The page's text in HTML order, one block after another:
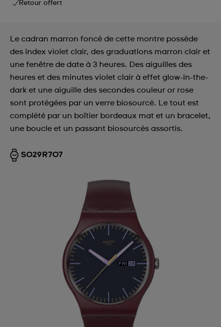
Retour offert
Le cadran marron foncé de cette montre possède
des index violet clair, des graduations marron clair et
une fenêtre de date à 3 heures. Des aiguilles des
heures et des minutes violet clair à effet glow-in-the-
dark et une aiguille des secondes couleur or rose
sont protégées par un verre biosourcé. Le tout est
complété par un boîtier bordeaux mat et un bracelet,
une boucle et un passant biosourcés assortis.
SO29R707